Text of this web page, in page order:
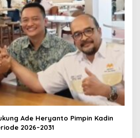
Ade Heryanto Pimpin Kadin
2026–2031